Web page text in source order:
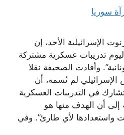
سوريا
الإسرائيلية الأحد، إن
تدريبات عسكرية مشتركة
وأفادت الصحيفة نقلا
لم تُسمه، أن
في التدريبات العسكرية
إلى أن الهدف منها هو
واستعدادها لأي طارئ”. وفي